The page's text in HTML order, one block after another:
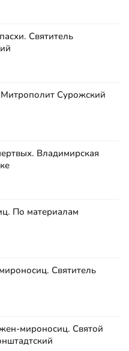
Святитель
Сурожский
Владимирская
По материалам
Святитель
мироносиц. Святой